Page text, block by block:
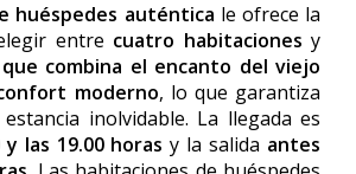
huéspedes auténtica le ofrece la
entre cuatro habitaciones y
combina el encanto del viejo
moderno, lo que garantiza
inolvidable. La llegada es
las 19.00 horas y la salida antes